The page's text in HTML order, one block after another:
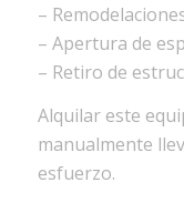
–
– Apertura de
– Retiro de
Alquilar este
manualmente
esfuerzo.